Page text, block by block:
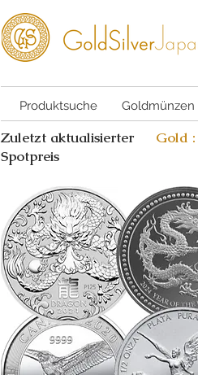
Produktsuche Goldmünzen
Zuletzt aktualisierter
Spotpreis
Gold